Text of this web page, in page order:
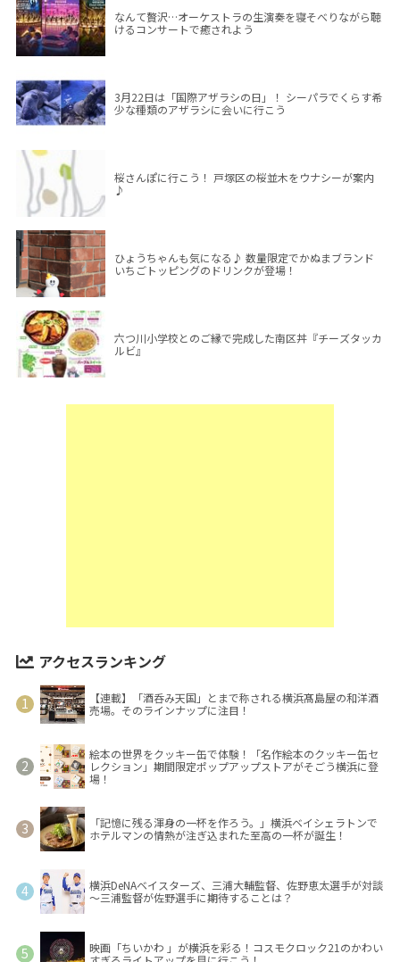
なんて贅沢…オーケストラの生演奏を寝そべりながら聴
けるコンサートで癒されよう
3月22日は「国際アザラシの日」！ シーパラでくらす希
少な種類のアザラシに会いに行こう
桜さんぽに行こう！ 戸塚区の桜並木をウナシーが案内
♪
ひょうちゃんも気になる♪ 数量限定でかぬまブランド
いちごトッピングのドリンクが登場！
六つ川小学校とのご縁で完成した南区丼『チーズタッカ
ルビ』
アクセスランキング
【連載】「酒呑み天国」とまで称される横浜髙島屋の和洋酒
売場。そのラインナップに注目！
絵本の世界をクッキー缶で体験！「名作絵本のクッキー缶セ
レクション」期間限定ポップアップストアがそごう横浜に登
場！
「記憶に残る渾身の一杯を作ろう。」横浜ベイシェラトンで
ホテルマンの情熱が注ぎ込まれた至高の一杯が誕生！
横浜DeNAベイスターズ、三浦大輔監督、佐野恵太選手が対談
～三浦監督が佐野選手に期待することは？
映画「ちいかわ 」が横浜を彩る！コスモクロック21のかわい